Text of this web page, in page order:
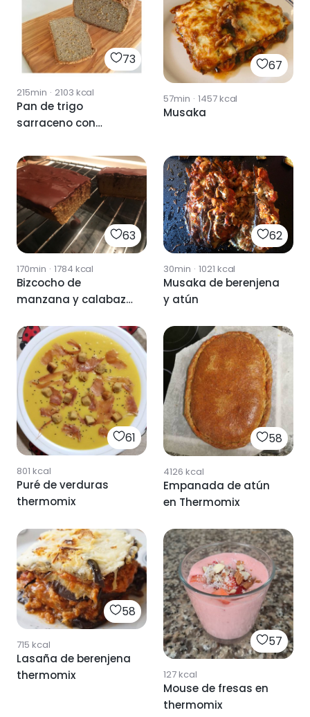
73
215min · 2103 kcal
Pan de trigo
sarraceno con
67
57min · 1457kcal
Musaka
63
170min · 1784 kcal
Bizcocho de
manzana y calabaza
62
30min · 1021 kcal
Musaka de berenjena
y atún
61
801 kcal
Puré de verduras
thermomix
58
4126 kcal
Empanada de atún
en Thermomix
58
715 kcal
Lasaña de berenjena
thermomix
57
127kcal
Mouse de fresas en
thermomix